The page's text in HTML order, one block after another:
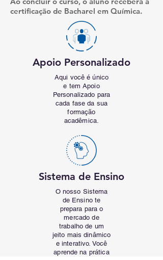
certificação de Bacharel em Química.
Apoio Personalizado
Aqui você é único
e tem Apoio
Personalizado para
cada fase da sua
formação
acadêmica.
Sistema de Ensino
O nosso Sistema
de Ensino te
prepara para o
mercado de
trabalho de um
jeito mais dinâmico
e interativo. Você
aprende na prática